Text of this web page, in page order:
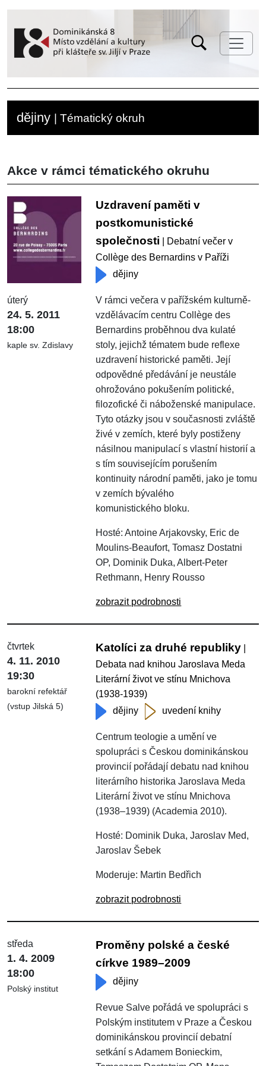
dějiny | Tématický okruh
Akce v rámci tématického okruhu
úterý
24. 5. 2011
18:00
kaple sv. Zdislavy
Uzdravení paměti v
postkomunistické
společnosti | Debatní večer v
Collège des Bernardins v Paříži
dějiny
V rámci večera v pařížském kulturně-
vzdělávacím centru Collège des
Bernardins proběhnou dva kulaté
stoly, jejichž tématem bude reflexe
uzdravení historické paměti. Její
odpovědné předávání je neustále
ohrožováno pokušením politické,
filozofické či náboženské manipulace.
Tyto otázky jsou v současnosti zvláště
živé v zemích, které byly postiženy
násilnou manipulací s vlastní historií a
s tím souvisejícím porušením
kontinuity národní paměti, jako je tomu
v zemích bývalého
komunistického blo­ku.
Hosté: Antoine Arjakovsky, Eric de
Moulins-Beaufort, Tomasz Dostatni
OP, Dominik Duka, Albert-Peter
Rethmann, Henry Rousso
zobrazit podrobnosti
čtvrtek
4. 11. 2010
19:30
barokní refektář
(vstup Jilská 5)
Katolíci za druhé republiky
Debata nad knihou Jaroslava Meda
Literární život ve stínu Mnichova
(1938-1939)
dějiny
uvedení knihy
Centrum teologie a umění ve
spolupráci s Českou dominikánskou
provincií pořádají debatu nad knihou
literárního historika Jaroslava Meda
Literární život ve stínu Mnichova
(1938–1939) (Academia 2010).
Hosté: Dominik Duka, Jaroslav Med,
Jaroslav Šebek
Moderuje: Martin Bedřich
zobrazit podrobnosti
středa
1. 4. 2009
18:00
Polský institut
Proměny polské a české
církve 1989–2009
dějiny
Revue Salve pořádá ve spolupráci s
Polským institutem v Praze a Českou
dominikánskou provincií debatní
setkání s Adamem Bonieckim,